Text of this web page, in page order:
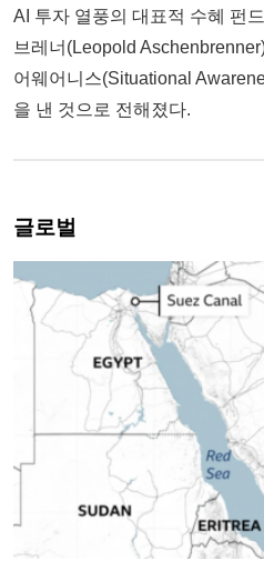
AI 투자 열풍의 대표적 수혜 펀
브레너(Leopold
어웨어니스(Situational
을 낸 것으로 전해졌다.
글로벌